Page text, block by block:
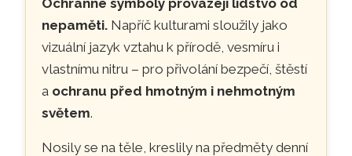
nepaměti. Napříč kulturami sloužily jako
vizuální jazyk vztahu k přírodě, vesmíru i
vlastnímu nitru – pro přivolání bezpečí, štěstí
a ochranu před hmotným i nehmotným
světem.
Nosily se na těle, kreslily na předměty denní